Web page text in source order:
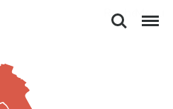
Rechercher
Menu